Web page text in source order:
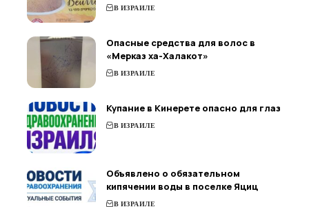
В ИЗРАИЛЕ
Опасные средства для волос в
«Мерказ ха-Халакот»
В ИЗРАИЛЕ
Купание в Кинерете опасно для глаз
В ИЗРАИЛЕ
Объявлено о обязательном
кипячении воды в поселке Яциц
В ИЗРАИЛЕ